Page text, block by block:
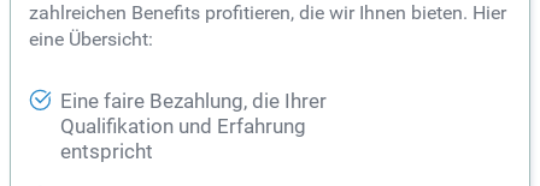
zahlreichen Benefits profitieren, die wir Ihnen bieten. Hier
eine Übersicht:
Eine faire Bezahlung, die Ihrer
Qualifikation und Erfahrung
entspricht